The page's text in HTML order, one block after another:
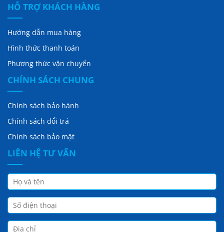
HỖ TRỢ KHÁCH HÀNG
Hướng dẫn mua hàng
Hình thức thanh toán
Phương thức vận chuyển
CHÍNH SÁCH CHUNG
Chính sách bảo hành
Chính sách đổi trả
Chính sách bảo mật
LIÊN HỆ TƯ VẤN